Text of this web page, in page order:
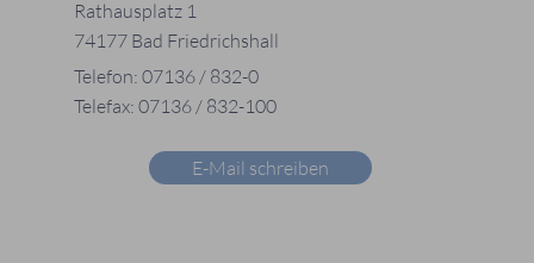
Rathausplatz 1
74177 Bad Friedrichshall
Telefon: 07136 / 832-0
Telefax: 07136 / 832-100
E-Mail schreiben